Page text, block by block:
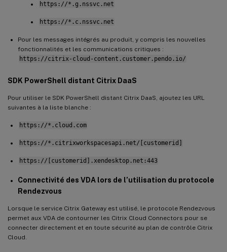
https://*.g.nssvc.net
https://*.c.nssvc.net
Pour les messages intégrés au produit, y compris les nouvelles
fonctionnalités et les communications critiques :
https://citrix-cloud-content.customer.pendo.io/
SDK PowerShell distant Citrix DaaS
Pour utiliser le SDK PowerShell distant Citrix DaaS, ajoutez les URL
suivantes à la liste blanche :
https://*.cloud.com
https://*.citrixworkspacesapi.net/[customerid]
https://[customerid].xendesktop.net:443
Connectivité des VDA lors de l’utilisation du protocole
Rendezvous
Lorsque le service Citrix Gateway est utilisé, le protocole Rendezvous
permet aux VDA de contourner les Citrix Cloud Connectors pour se
connecter directement et en toute sécurité au plan de contrôle Citrix
Cloud.